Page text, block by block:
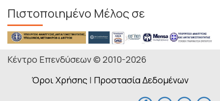
Πιστοποιημένο Μέλος σε
Κέντρο Επενδύσεων © 2010-2026
Όροι Χρήσης | Προστασία Δεδομένων